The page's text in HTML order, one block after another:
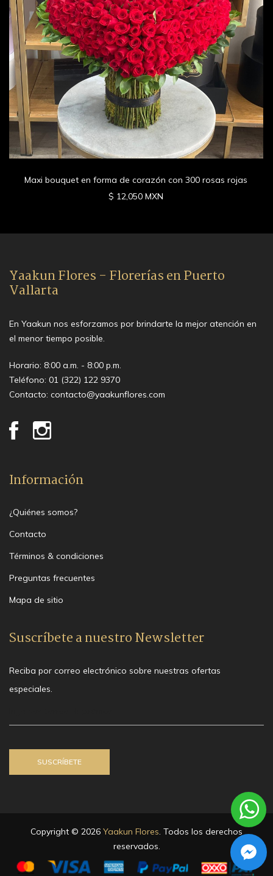
Maxi bouquet en forma de corazón con 300 rosas rojas
$ 12,050 MXN
Yaakun Flores - Florerías en Puerto
Vallarta
En Yaakun nos esforzamos por brindarte la mejor atención en
el menor tiempo posible.
Horario: 8:00 a.m. - 8:00 p.m.
Teléfono: 01 (322) 122 9370
Contacto: contacto@yaakunflores.com
Información
¿Quiénes somos?
Contacto
Términos & condiciones
Preguntas frecuentes
Mapa de sitio
Suscríbete a nuestro Newsletter
Reciba por correo electrónico sobre nuestras ofertas
especiales.
Copyright © 2026 Yaakun Flores. Todos los derechos
reservados.